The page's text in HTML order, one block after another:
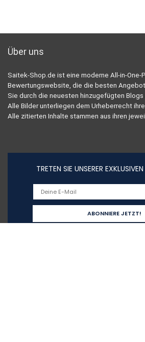
Über uns
Saitek-Shop.de ist eine moderne All-in-One-
Bewertungswebsite, die die besten
Sie durch die neuesten hinzugefügten
Alle Bilder unterliegen dem Urheberrecht
Alle zitierten Inhalte stammen aus ihren
TRETEN SIE UNSERER